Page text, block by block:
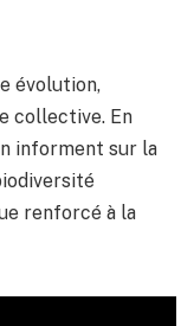
évolution,
collective. En
informent sur la
renforcé à la